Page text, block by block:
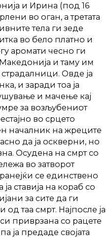
и Ирина (под 16
во оган, а третата
тела ги зеде
во бело платно и
аромати чесно ги
и таму им
Овде ја
и заради тоа ја
и мачење кај
за возљубениот
во срцето
началник на жреците
да ја оскверни, но
Осудена на смрт со
во затворот
се единствено
ставија на кораб со
за сите да ги
од таа смрт. Најпосле ја
приврзана со рацете
ја предаде својата